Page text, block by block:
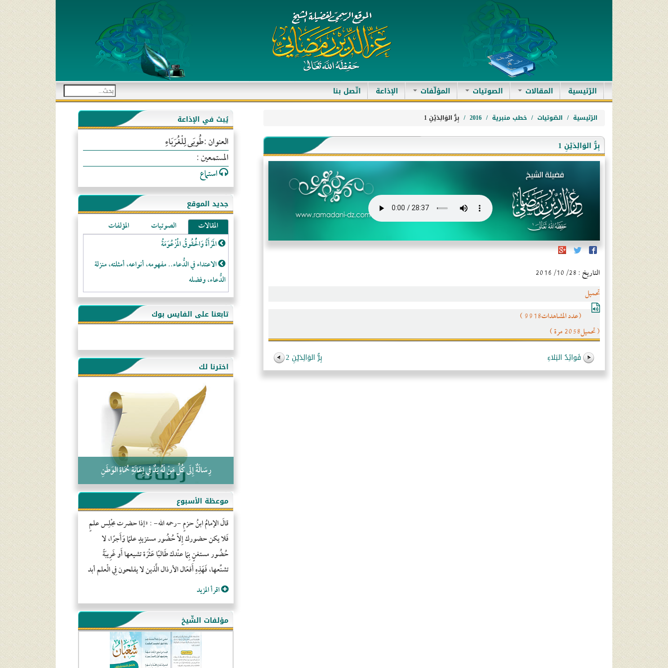
الرّئيسية(current) المقالات الصوتيات المؤلّفات الإذاعة اتّصل بنا
الرّئيسية الصّوتيات خطب منبرية 2016 بِرُّ الوَالِدَيْنِ 1
بِرُّ الوَالِدَيْنِ 1
التاريخ : 2016/10/28
تحميل
(عدد المشاهدات9918 )
( تحميل2058 مرة )
فَوائِدُ البَلاءِ بِرُّ الوَالِدَيْنِ 2
يُبث في الإذاعة
العنوان :طُوبَى لِلْغُرَبَاءِ
المستمعين :
استماع
جديد الموقع
المقالات الصوتيات
المؤلفات
المَرْأَةُ وَالْحُقُوقُ الْمَزْعُوَمَةُ
الاعتداء في الدُّعاء.. مفهومه، أنواعه، أمثلته، منزلة
الدُّعاء، وفضله
لا تتَّبعوا عورات الـمسلمين
فقه النَّصيحة عند الصَّحابة الكرام رضي الله عنهم
هذه سبيلنا فماذا تنقمون؟!
أُسُـسُ بَـيْـتِ الـمُسْـلِمِ
التَّعْلِيمُ القُرْآنِي
كلمة إلى إخواني السلفيين في الجزائر
تابعنا على الفايس بوك
اخترنا لك
رِسَالَةٌ إِلَى كُلِّ مَنْ لَهُ يَدٌ فِي إِعَانَةِ حُمَاةِ الوَطَنِ
موعظة الأسبوع
قالَ الإمامُ ابنُ حزمٍ -رحمه الله- : «إذا حضرت مجْلِس علمٍ
فَلا يكن حضورك إِلاّ حُضُور مستزيدٍ علمًا وَأَجرًا، لا
حُضُور مستغنٍ بِمَا عنْدك طَالبًا عَثْرَة تشيعها أَو غَرِيبَةً
تشنِّعها، فَهَذِهِ أَفعَال الأرذال الَّذين لا يفلحون فِي الْعلم أبد
اقرأ المزيد
مؤلفات الشّيخ